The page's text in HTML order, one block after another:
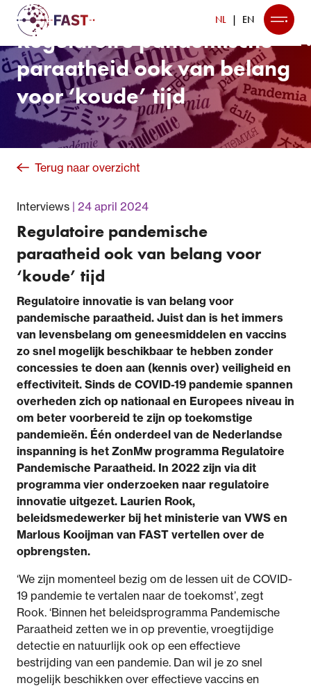
NL EN
Regulatoire pandemische
paraatheid ook van belang
voor ‘koude’ tijd
Terug naar overzicht
Interviews 24 april 2024
Regulatoire pandemische
paraatheid ook van belang voor
‘koude’ tijd
Regulatoire innovatie is van belang voor
pandemische paraatheid. Juist dan is het immers
van levensbelang om geneesmiddelen en vaccins
zo snel mogelijk beschikbaar te hebben zonder
concessies te doen aan (kennis over) veiligheid en
effectiviteit. Sinds de COVID-19 pandemie spannen
overheden zich op nationaal en Europees niveau in
om beter voorbereid te zijn op toekomstige
pandemieën. Één onderdeel van de Nederlandse
inspanning is het ZonMw programma Regulatoire
Pandemische Paraatheid. In 2022 zijn via dit
programma vier onderzoeken naar regulatoire
innovatie uitgezet. Laurien Rook,
beleidsmedewerker bij het ministerie van VWS en
Marlous Kooijman van FAST vertellen over de
opbrengsten.
‘We zijn momenteel bezig om de lessen uit de COVID-
19 pandemie te vertalen naar de toekomst’, zegt
Rook. ‘Binnen het beleidsprogramma Pandemische
Paraatheid zetten we in op preventie, vroegtijdige
detectie en natuurlijk ook op een effectieve
bestrijding van een pandemie. Dan wil je zo snel
mogelijk beschikken over effectieve vaccins en